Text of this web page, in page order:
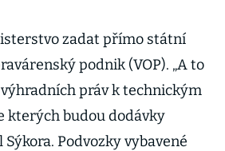
zadat přímo státní
podnik (VOP). „A to
práv k technickým
kterých budou dodávky
Sýkora. Podvozky vybavené